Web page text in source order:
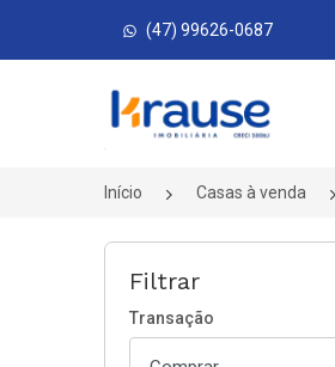
(47) 99626-0687
Página inicial
Início Casas à venda
Filtrar
Transação